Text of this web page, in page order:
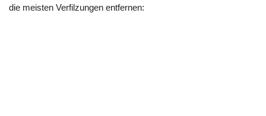
die meisten Verfilzungen entfernen: